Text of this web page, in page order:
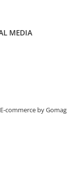
MEDIA
commerce by Gomag